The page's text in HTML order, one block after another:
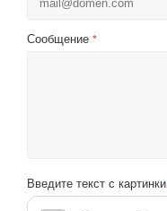
Сообщение *
Введите текст с картинки